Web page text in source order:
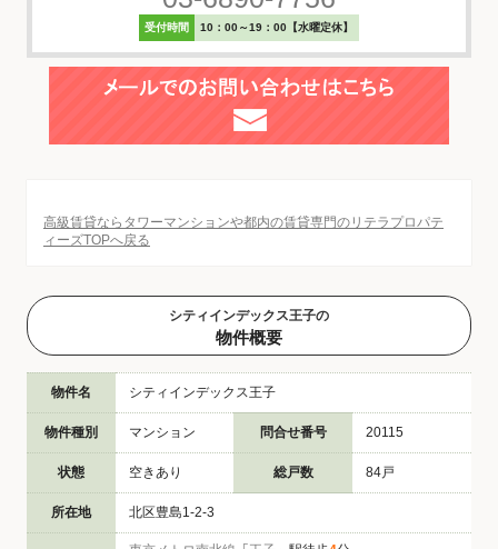
受付時間 10：00～19：00【水曜定休】
高級賃貸ならタワーマンションや都内の賃貸専門のリテラプロパテ
ィーズTOPへ戻る
シティインデックス王子の
物件概要
物件名 シティインデックス王子
物件種別 マンション 問合せ番号 20115
状態 空きあり 総戸数 84戸
所在地 北区豊島1-2-3